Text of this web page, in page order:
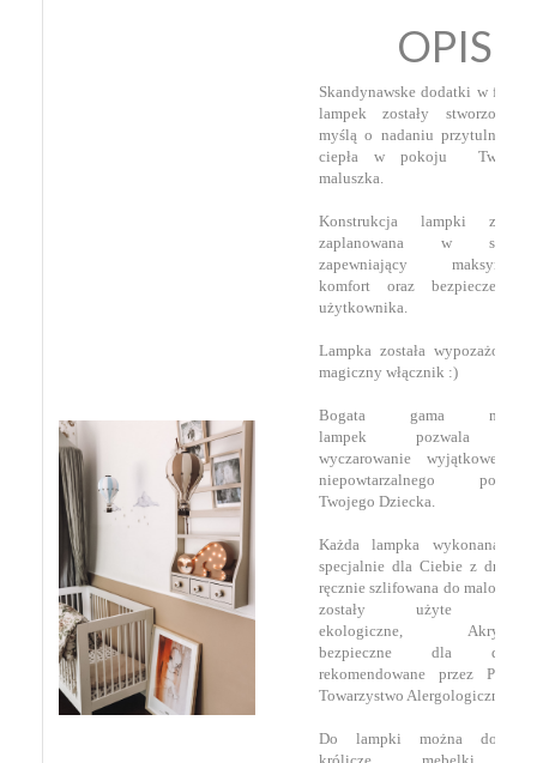
OPIS
Skandynawske dodatki w formie
lampek zostały stworzone z
myślą o nadaniu przytulności i
ciepła w pokoju Twojego
maluszka.
Konstrukcja lampki została
zaplanowana w sposób
zapewniający maksymalny
komfort oraz bezpieczeństwo
użytkownika.
Lampka została wypozażona w
magiczny włącznik :)
Bogata gama modeli
lampek pozwala na
wyczarowanie wyjątkowego i
niepowtarzalnego pokoiku
Twojego Dziecka.
Każda lampka wykonana jest
specjalnie dla Ciebie z drewna,
ręcznie szlifowana do malowania
zostały użyte farby
ekologiczne, Akrylowe,
bezpieczne dla dzieci,
rekomendowane przez Polskie
Towarzystwo Alergologiczne.
Do lampki można dokupić